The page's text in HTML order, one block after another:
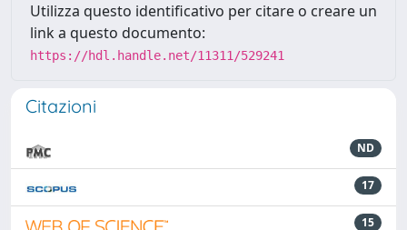
Utilizza questo identificativo per citare o creare un
link a questo documento:
https://hdl.handle.net/11311/529241
Citazioni
ND
17
15